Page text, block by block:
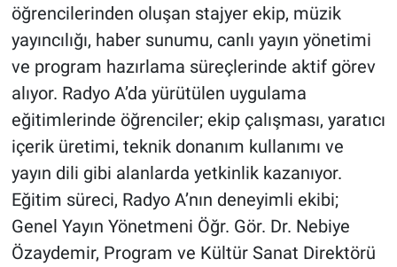
öğrencilerinden oluşan stajyer ekip, müzik
yayıncılığı, haber sunumu, canlı yayın yönetimi
ve program hazırlama süreçlerinde aktif görev
alıyor. Radyo A’da yürütülen uygulama
eğitimlerinde öğrenciler; ekip çalışması, yaratıcı
içerik üretimi, teknik donanım kullanımı ve
yayın dili gibi alanlarda yetkinlik kazanıyor.
Eğitim süreci, Radyo A’nın deneyimli ekibi;
Genel Yayın Yönetmeni Öğr. Gör. Dr. Nebiye
Özaydemir, Program ve Kültür Sanat Direktörü